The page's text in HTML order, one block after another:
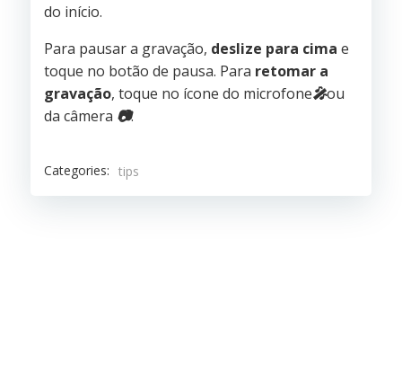
do início.
Para pausar a gravação, deslize para cima e
toque no botão de pausa. Para retomar a
gravação, toque no ícone do microfone🎤ou
da câmera 📷.
Categories: tips